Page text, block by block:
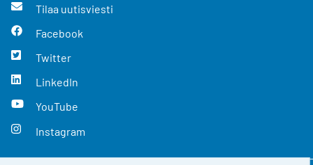
Tilaa uutisviesti
Facebook
Twitter
LinkedIn
YouTube
Instagram